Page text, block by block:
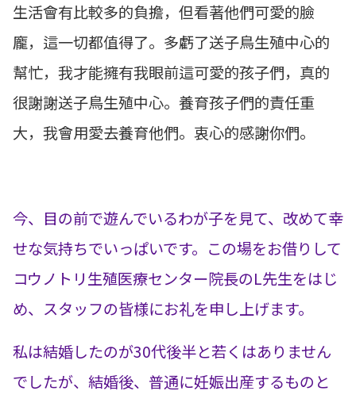
生活會有比較多的負擔，但看著他們可愛的臉
龐，這一切都值得了。多虧了送子鳥生殖中心的
幫忙，我才能擁有我眼前這可愛的孩子們，真的
很謝謝送子鳥生殖中心。養育孩子們的責任重
大，我會用愛去養育他們。衷心的感謝你們。
今、目の前で遊んでいるわが子を見て、改めて幸
せな気持ちでいっぱいです。この場をお借りして
コウノトリ生殖医療センター院長のL先生をはじ
め、スタッフの皆様にお礼を申し上げます。
私は結婚したのが30代後半と若くはありません
でしたが、結婚後、普通に妊娠出産するものと